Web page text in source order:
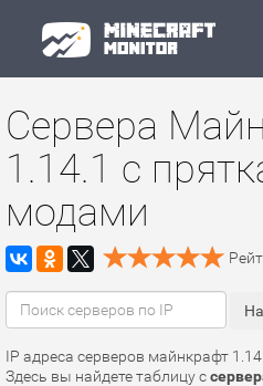
Сервера
1.14.1 с
модами
IP адреса серверов майнкрафт
Здесь вы найдете таблицу с